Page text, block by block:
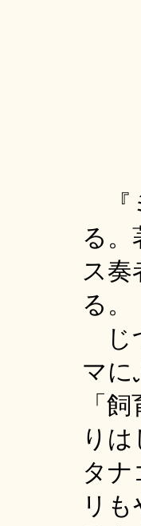
『
る。
ス奏
る。
じ
マに
「
り
タ
リ